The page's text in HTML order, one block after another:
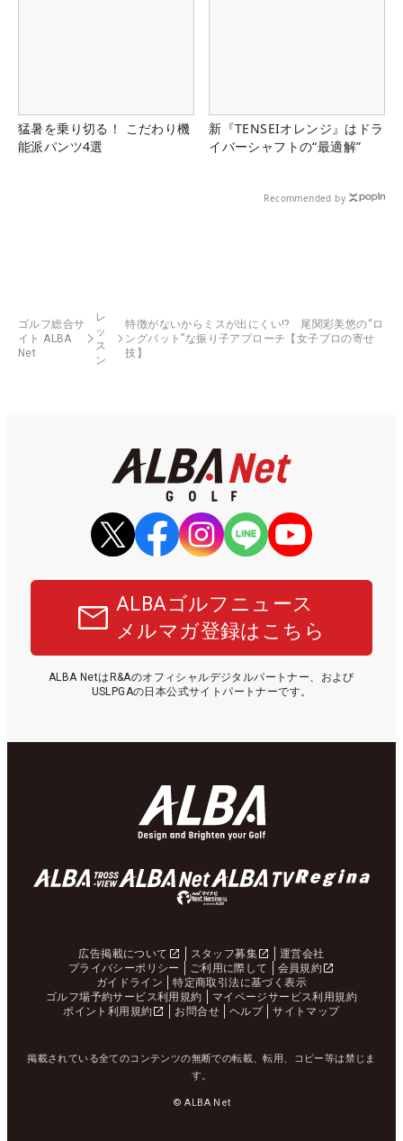
猛暑を乗り切る！ こだわり機
能派パンツ4選
新『TENSEIオレンジ』はドラ
イバーシャフトの“最適解”
Recommended by
ゴルフ総合サ
イト ALBA
Net
レ
ッ
ス
ン
特徴がないからミスが出にくい!? 尾関彩美悠の“ロ
ングパット”な振り子アプローチ【女子プロの寄せ
技】
ALBAゴルフニュース
メルマガ登録はこちら
ALBA NetはR&Aのオフィシャルデジタルパートナー、および
USLPGAの日本公式サイトパートナーです。
広告掲載について スタッフ募集
運営会社
プライバシーポリシー
ご利用に際して
会員規約
ガイドライン
特定商取引法に基づく表示
ゴルフ場予約サービス利用規約
マイページサービス利用規約
ポイント利用規約
お問合せ ヘルプ サイトマップ
掲載されている全てのコンテンツの無断での転載、転用、コピー等は禁じま
す。
© ALBA Net